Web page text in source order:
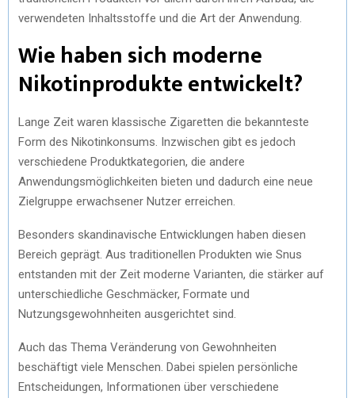
verwendeten Inhaltsstoffe und die Art der Anwendung.
Wie haben sich moderne
Nikotinprodukte entwickelt?
Lange Zeit waren klassische Zigaretten die bekannteste
Form des Nikotinkonsums. Inzwischen gibt es jedoch
verschiedene Produktkategorien, die andere
Anwendungsmöglichkeiten bieten und dadurch eine neue
Zielgruppe erwachsener Nutzer erreichen.
Besonders skandinavische Entwicklungen haben diesen
Bereich geprägt. Aus traditionellen Produkten wie Snus
entstanden mit der Zeit moderne Varianten, die stärker auf
unterschiedliche Geschmäcker, Formate und
Nutzungsgewohnheiten ausgerichtet sind.
Auch das Thema Veränderung von Gewohnheiten
beschäftigt viele Menschen. Dabei spielen persönliche
Entscheidungen, Informationen über verschiedene